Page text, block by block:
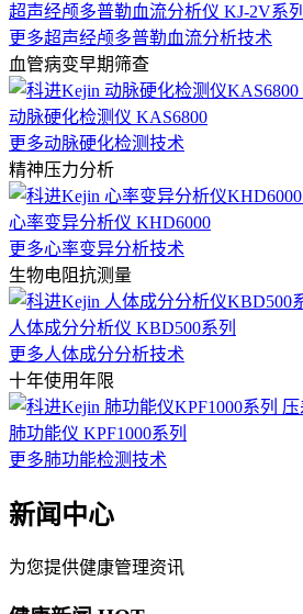
超声经颅多普勒血流分析仪 KJ-2V系列
更多超声经颅多普勒血流分析技术
血管病变早期筛查
动脉硬化检测仪 KAS6800
更多动脉硬化检测技术
精神压力分析
心率变异分析仪 KHD6000
更多心率变异分析技术
生物电阻抗测量
人体成分分析仪 KBD500系列
更多人体成分分析技术
十年使用年限
肺功能仪 KPF1000系列
更多肺功能检测技术
新闻中心
为您提供健康管理资讯